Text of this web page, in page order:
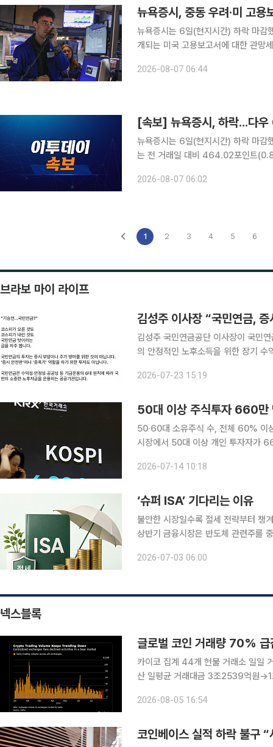
뉴욕증시, 중동 우려·미 고
뉴욕증시는 6일(현지시간) 하락 마감
개되는 미국 고용보고서에 대한 관망세가 짙어진 영
리했다. S&P500지수는 13.59포인
2026-08-07 06:44
[속보] 뉴욕증시, 하락...다
뉴욕증시는 6일(현지시간) 하락 마감했다. 뉴욕증권거래소(NYSE)에서 다우존스30산
는 전 거래일 대비 464.02포인트
밀린 2만6348.35에 마감했다.
2026-08-07 06:02
1 2 3 4 5 6
브라보 마이 라이프
김성주 국민연금공단 이사장이 국민
의 안정적인 노후소득을 위한 장기 수익 창출에 있다고
민연금 탓이라는 글을 자주 본다”며
2026-07-23 15:19
50대 이상 주식투자 660만
50·60대 소유주식 수, 전체 60% 이상
시장에서 50대 이상 개인 투자자가
면서 은퇴자와 예비 은퇴세대의 노후
2026-07-14 10:18
‘슈퍼 ISA’ 기다리는 이유
불안한 시장일수록 절세 전략부터 챙겨야 한다 2026년 상반기가 마무리되고
상반기 금융시장은 반도체 관련주를
리는 등 변동성이 커지면서 투자자들
2026-07-03 06:00
넥스블록
글로벌 코인 거래량 70%
카이코 집계 44개 현물 거래소 일일
산 일평균 거래대금 3조2539억원
데이터를 인용해 공개한 자료에 따르
2026-08-05 16:54
코인베이스 실적 하락 불구